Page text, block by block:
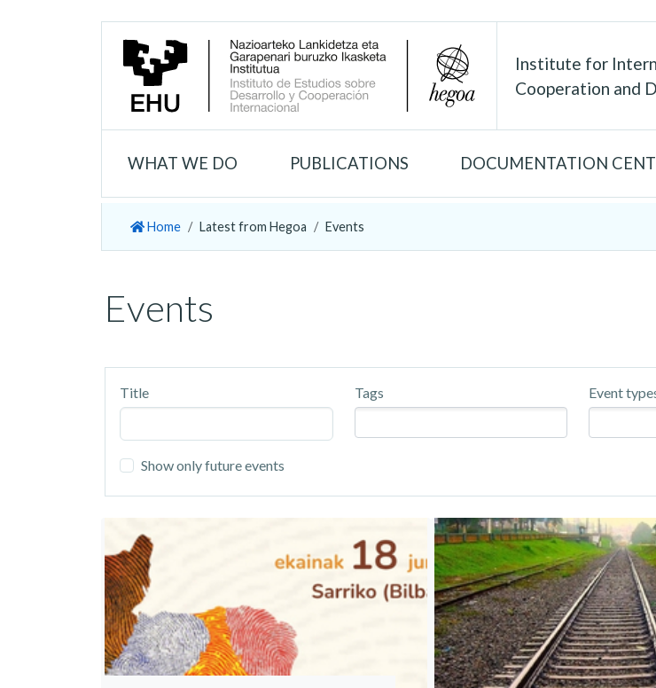
Institute for
Cooperation and
WHAT WE DO PUBLICATIONS DOCUMENTATION
Home Latest from Hegoa Events
Events
Title Tags Event
Show only future events